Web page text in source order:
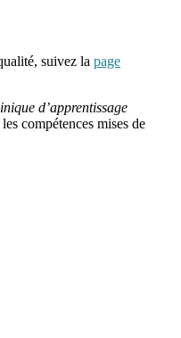
suivez la page
d’apprentissage
compétences mises de